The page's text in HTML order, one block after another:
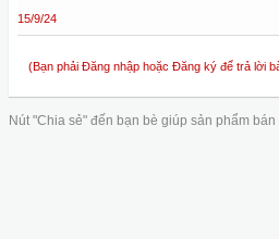
15/9/24
(Bạn phải Đăng nhập hoặc Đăng ký để trả lời
Nút "Chia sẻ" đến bạn bè giúp sản phẩm